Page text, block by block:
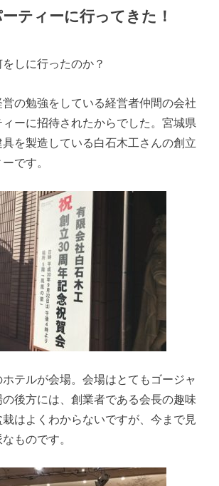
ティーに行ってきた！
しに行ったのか？
営の勉強をしている経営者仲間の会社
ーに招待されたからでした。宮城県
を製造している白石木工さんの創立
です。
テルが会場。会場はとてもゴージャ
後方には、創業者である会長の趣味
はよくわからないですが、今まで見
ものです。